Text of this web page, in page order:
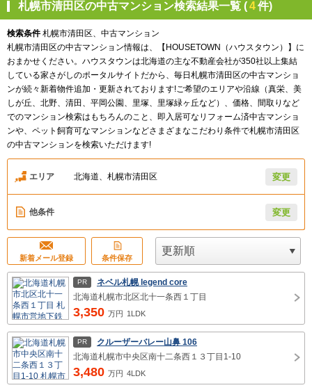
札幌市清田区の中古マンション検索結果一覧 (4件)
検索条件札幌市清田区、中古マンション
札幌市清田区の中古マンション情報は、【HOUSETOWN（ハウスタウン）】に
おまかせください。ハウスタウンは北海道の主な不動産会社が350社以上集結
している家さがしのポータルサイトだから、毎日札幌市清田区の中古マンショ
ンが続々新着物件追加・更新されております!ご希望のエリアや沿線（真栄、美
しが丘、北野、清田、平岡公園、里塚、里塚緑ヶ丘など）、価格、間取りなど
でのマンション検索はもちろんのこと、即入居可なリフォーム済中古マンショ
ンや、ペット飼育可なマンションなどさまざまなこだわり条件で札幌市清田区
の中古マンションを検索いただけます!
エリア 北海道、札幌市清田区 変更
他条件 変更
新着メール登録 条件保存
PR
ネベル札幌 legend core
北海道札幌市北区北十一条西１丁目
3,350 万円 1LDK
PR
クルーザーバレー山鼻 106
北海道札幌市中央区南十二条西１３丁目1-10
3,480 万円 4LDK